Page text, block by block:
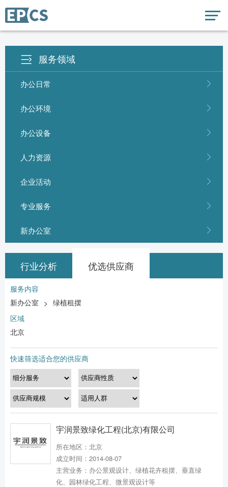
服务领域
办公日常
办公环境
办公设备
人力资源
企业活动
专业服务
新办公室
行业分析 优选供应商
服务内容
新办公室 > 绿植租摆
区域
北京
快速筛选适合您的供应商
宇润景致绿化工程(北京)有限公司
所在地区：北京
成立时间：2014-08-07
主营业务：办公景观设计、绿植花卉租摆、垂直绿
化、园林绿化工程、微景观设计等